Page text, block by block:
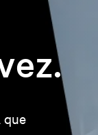
que